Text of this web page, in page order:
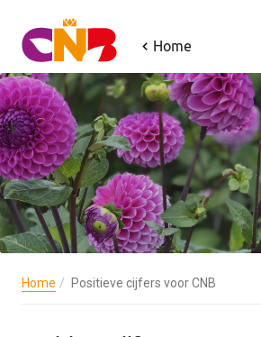
Home
Home Positieve cijfers voor CNB